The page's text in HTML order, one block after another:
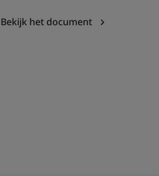
Bekijk het document